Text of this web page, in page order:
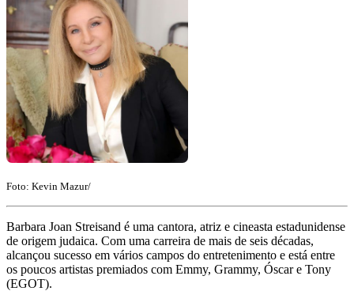
Foto: Kevin Mazur/
Barbara Joan Streisand é uma cantora, atriz e cineasta estadunidense
de origem judaica. Com uma carreira de mais de seis décadas,
alcançou sucesso em vários campos do entretenimento e está entre
os poucos artistas premiados com Emmy, Grammy, Óscar e Tony
(EGOT).